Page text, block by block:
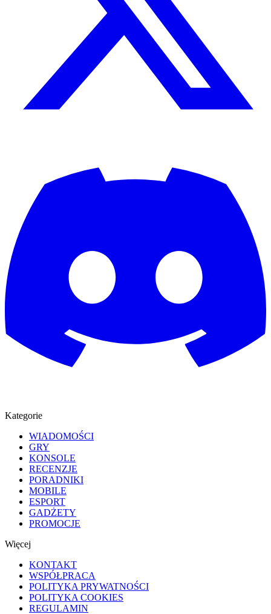
Kategorie
WIADOMOŚCI
GRY
KONSOLE
RECENZJE
PORADNIKI
MOBILE
ESPORT
GADŻETY
PROMOCJE
Więcej
KONTAKT
WSPÓŁPRACA
POLITYKA PRYWATNOŚCI
POLITYKA COOKIES
REGULAMIN